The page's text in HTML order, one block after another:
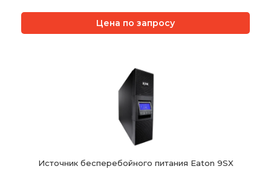
Цена по запросу
Источник бесперебойного питания Eaton 9SX